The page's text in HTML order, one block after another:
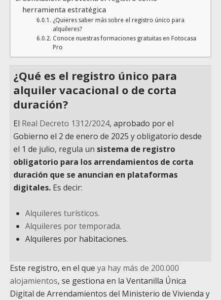
herramienta estratégica
¿Quieres saber más sobre el registro único para
alquileres?
Conoce nuestras formaciones gratuitas en Fotocasa
Pro
¿Qué es el registro único para
alquiler vacacional o de corta
duración?
El Real Decreto 1312/2024, aprobado por el
Gobierno el 2 de enero de 2025 y obligatorio desde
el 1 de julio, regula un sistema de registro
obligatorio para los arrendamientos de corta
duración que se anuncian en plataformas
digitales. Es decir:
Alquileres turísticos.
Alquileres por temporada.
Alquileres por habitaciones.
Este registro, en el que ya hay más de 200.000
alojamientos, se gestiona en la Ventanilla Única
Digital de Arrendamientos del Ministerio de Vivienda y